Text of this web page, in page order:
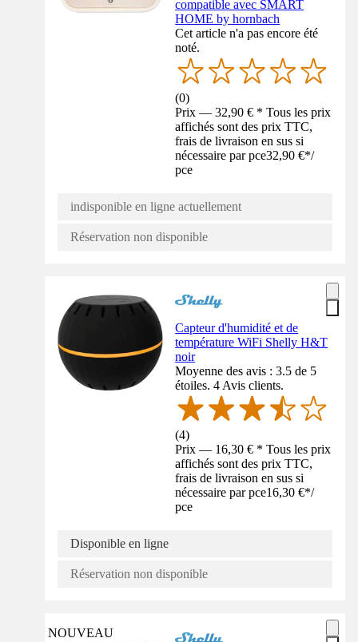
compatible avec SMART
HOME by hornbach
Cet article n'a pas encore été
noté.
(0)
Prix — 32,90 € * Tous les prix
affichés sont des prix TTC,
frais de livraison en sus si
nécessaire par pce32,90 €*/
pce
indisponible en ligne actuellement
Réservation non disponible
Capteur d'humidité et de
température WiFi Shelly H&T
noir
Moyenne des avis : 3.5 de 5
étoiles. 4 Avis clients.
(4)
Prix — 16,30 € * Tous les prix
affichés sont des prix TTC,
frais de livraison en sus si
nécessaire par pce16,30 €*/
pce
Disponible en ligne
Réservation non disponible
NOUVEAU